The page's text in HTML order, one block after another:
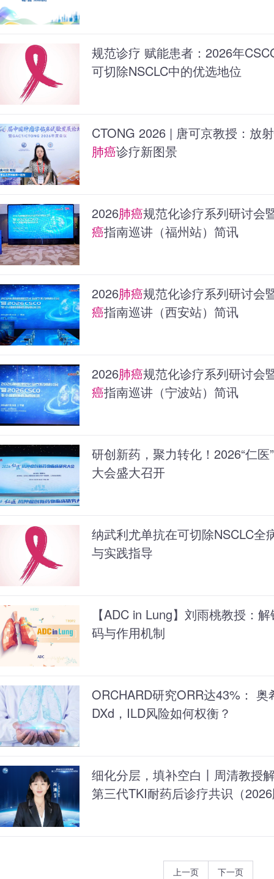
规范诊疗 赋能患者：2026年
可切除NSCLC中的优选地位
CTONG 2026 | 唐可京教授：放
肺癌诊疗新图景
2026肺癌规范化诊疗系列研讨会
癌指南巡讲（福州站）简讯
2026肺癌规范化诊疗系列研讨会
癌指南巡讲（西安站）简讯
2026肺癌规范化诊疗系列研讨会
癌指南巡讲（宁波站）简讯
研创新药，聚力转化！2026“仁
大会盛大召开
纳武利尤单抗在可切除NSCLC全
与实践指导
【ADC in Lung】刘雨桃教授：
码与作用机制
ORCHARD研究ORR达43%：
DXd，ILD风险如何权衡？
细化分层，填补空白丨周清教授
第三代TKI耐药后诊疗共识（
上一页 下一页